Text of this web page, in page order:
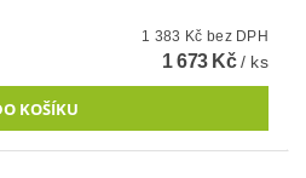
1 383 Kč bez DPH
1 673 Kč/ ks